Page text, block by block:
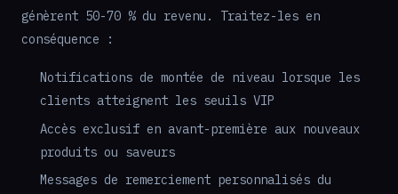
génèrent 50-70 % du revenu. Traitez-les en
conséquence :
Notifications de montée de niveau lorsque les
clients atteignent les seuils VIP
Accès exclusif en avant-première aux nouveaux
produits ou saveurs
Messages de remerciement personnalisés du